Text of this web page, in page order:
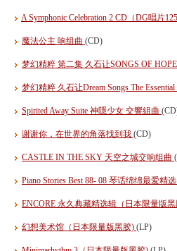
A Symphonic Celebration 2 CD（DG唱片
魔法公主 响组曲 (CD)
梦幻精粹 第二集 久石让SONGS OF
梦幻精粹 久石让Dream Songs The Essential
Spirited Away Suite 神隱少女 交響組曲
谢谢你，在世界的角落找到我 (CD)
CASTLE IN THE SKY 天空之城交响组曲
Piano Stories Best 88- 08 琴话绵绵最爱精
ENCORE 永久典藏精选辑（日本限量版
幻想美术馆（日本限量版黑胶) (LP)